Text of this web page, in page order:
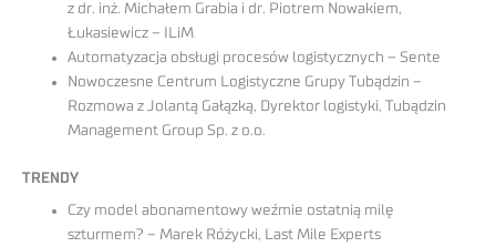
z dr. inż. Michałem Grabia i dr. Piotrem Nowakiem,
Łukasiewicz – ILiM
Automatyzacja obsługi procesów logistycznych – Sente
Nowoczesne Centrum Logistyczne Grupy Tubądzin –
Rozmowa z Jolantą Gałązką, Dyrektor logistyki, Tubądzin
Management Group Sp. z o.o.
TRENDY
Czy model abonamentowy weźmie ostatnią milę
szturmem? – Marek Różycki, Last Mile Experts